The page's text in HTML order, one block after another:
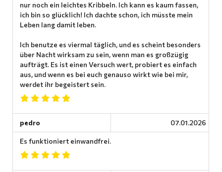
nur noch ein leichtes Kribbeln. Ich kann es kaum fassen,
ich bin so glücklich! Ich dachte schon, ich müsste mein
Leben lang damit leben.
Ich benutze es viermal täglich, und es scheint besonders
über Nacht wirksam zu sein, wenn man es großzügig
aufträgt. Es ist einen Versuch wert, probiert es einfach
aus, und wenn es bei euch genauso wirkt wie bei mir,
werdet ihr begeistert sein.
pedro 07.01.2026
Es funktioniert einwandfrei.